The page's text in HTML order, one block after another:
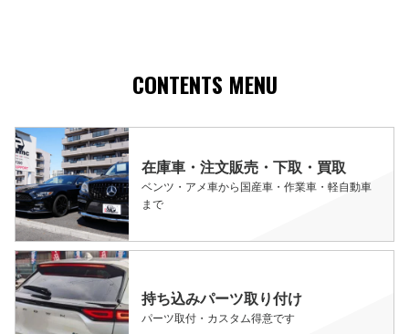
CONTENTS MENU
在庫車・注文販売・下取・買取
ベンツ・アメ車から国産車・作業車・軽自動車
まで
持ち込みパーツ取り付け
パーツ取付・カスタム得意です